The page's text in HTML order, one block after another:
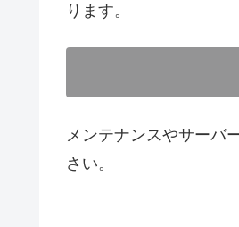
ります。
メンテナンスやサーバ
さい。